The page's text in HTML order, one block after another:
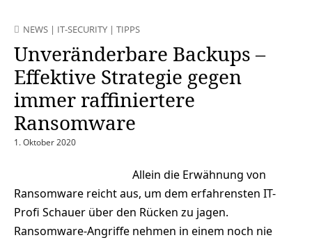
NEWS | IT-SECURITY | TIPPS
Unveränderbare Backups –
Effektive Strategie gegen
immer raffiniertere
Ransomware
1. Oktober 2020
Allein die Erwähnung von
Ransomware reicht aus, um dem erfahrensten IT-
Profi Schauer über den Rücken zu jagen.
Ransomware-Angriffe nehmen in einem noch nie